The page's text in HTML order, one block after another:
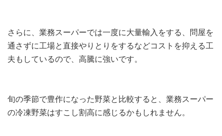
さらに、業務スーパーでは一度に大量輸入をする、問屋を
通さずに工場と直接やりとりをするなどコストを抑える工
夫もしているので、高騰に強いです。
旬の季節で豊作になった野菜と比較すると、業務スーパー
の冷凍野菜はすこし割高に感じるかもしれません。